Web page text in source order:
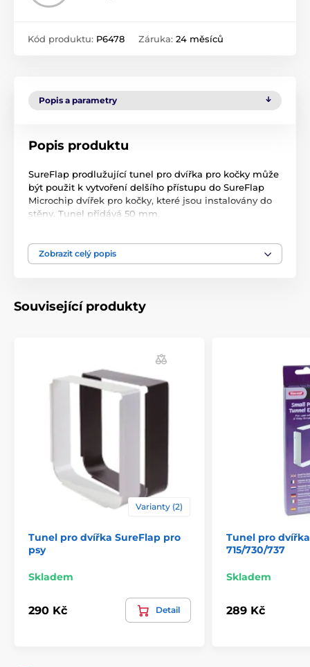
Kód produktu: P6478 Záruka: 24 měsíců
Popis a parametry
Popis produktu
SureFlap prodlužující tunel pro dvířka pro kočky může
být použit k vytvoření delšího přístupu do SureFlap
Microchip dvířek pro kočky, které jsou instalovány do
stěny. Tunel přidává 50 mm.
výslovného upozornění. Obrázky mají pouze
ilustrativní charakter.
Produkt je zařazen v kategoriích
Zobrazit celý popis
Související produkty
Varianty (2)
Tunel pro dvířka SureFlap pro
psy
Skladem
290 Kč Detail
Tunel pro
715/730/737
Skladem
289 Kč